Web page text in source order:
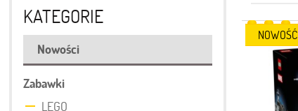
KATEGORIE
Nowości
Zabawki
LEGO
NOWOŚĆ